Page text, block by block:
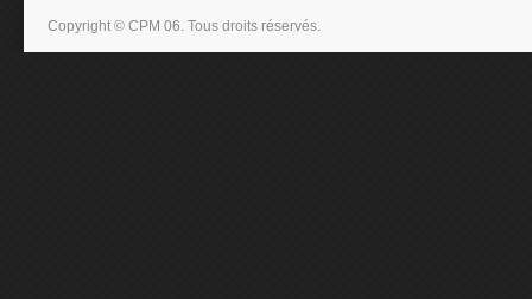
Copyright © CPM 06. Tous droits réservés.